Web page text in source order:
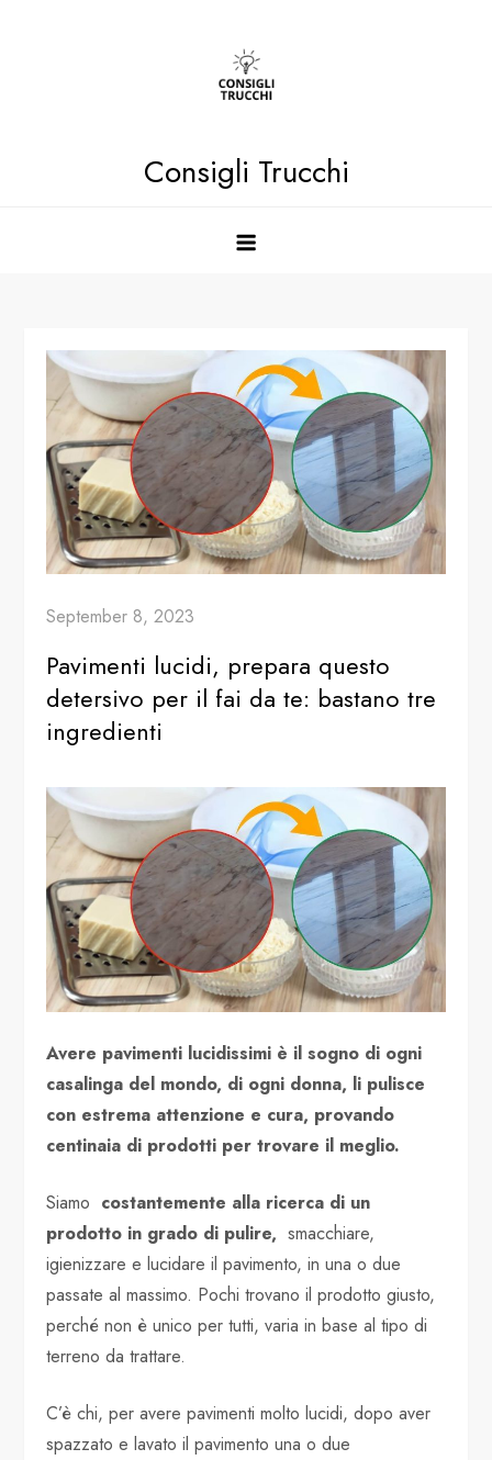
Consigli Trucchi
September 8, 2023
Pavimenti lucidi, prepara questo
detersivo per il fai da te: bastano tre
ingredienti
Avere pavimenti lucidissimi è il sogno di ogni
casalinga del mondo, di ogni donna, li pulisce
con estrema attenzione e cura, provando
centinaia di prodotti per trovare il meglio.
Siamo costantemente alla ricerca di un
prodotto in grado di pulire, smacchiare,
igienizzare e lucidare il pavimento, in una o due
passate al massimo. Pochi trovano il prodotto giusto,
perché non è unico per tutti, varia in base al tipo di
terreno da trattare.
C’è chi, per avere pavimenti molto lucidi, dopo aver
spazzato e lavato il pavimento una o due